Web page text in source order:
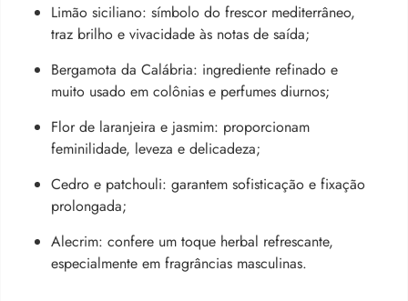
Limão siciliano: símbolo do frescor mediterrâneo,
traz brilho e vivacidade às notas de saída;
Bergamota da Calábria: ingrediente refinado e
muito usado em colônias e perfumes diurnos;
Flor de laranjeira e jasmim: proporcionam
feminilidade, leveza e delicadeza;
Cedro e patchouli: garantem sofisticação e fixação
prolongada;
Alecrim: confere um toque herbal refrescante,
especialmente em fragrâncias masculinas.